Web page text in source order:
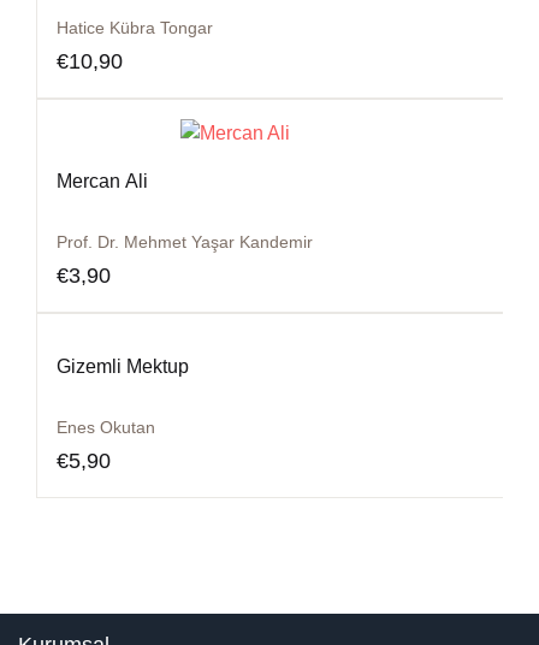
Hatice Kübra Tongar
€10,90
Mercan Ali
Prof. Dr. Mehmet Yaşar Kandemir
€3,90
Gizemli Mektup
Enes Okutan
€5,90